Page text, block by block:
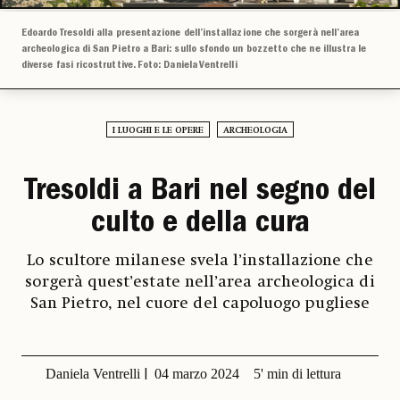
Edoardo Tresoldi alla presentazione dell’installazione che sorgerà nell’area
archeologica di San Pietro a Bari: sullo sfondo un bozzetto che ne illustra le
diverse fasi ricostruttive. Foto: Daniela Ventrelli
I LUOGHI E LE OPERE ARCHEOLOGIA
Tresoldi a Bari nel segno del
culto e della cura
Lo scultore milanese svela l’installazione che
sorgerà quest’estate nell’area archeologica di
San Pietro, nel cuore del capoluogo pugliese
Daniela Ventrelli 04 marzo 2024 5' min di lettura